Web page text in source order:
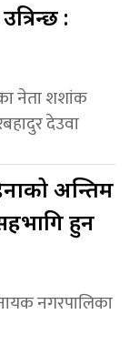
:
नेता शशांक
देउवा
अन्तिम
हुन
नगरपालिका